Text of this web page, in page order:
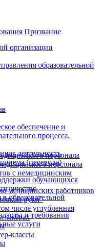
организации
образовательной
обеспечение и
процесса.
деятельность
(перевода)
обучающихся
образовательной
и требования
услуги
персонала
персонала
с немедицинским
медицинских работников
руки"
числе углубленная
классы